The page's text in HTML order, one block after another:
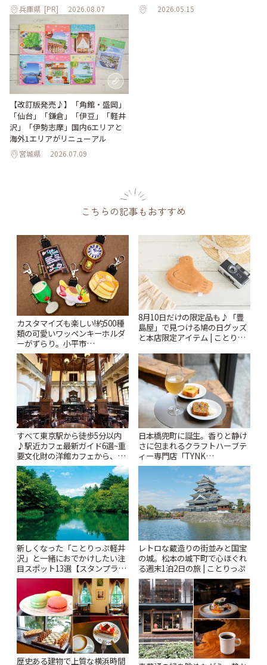
兵庫県 [PR] 2026.08.07 2026.05.15
【改訂版発売♪】「角館・盛岡」
「仙台」「鎌倉」「伊豆」「軽井
沢」「伊勢志摩」国内6エリアと
海外1エリアがリニューアル
宮城県 2026.07.09
こちらの記事もおすすめ
カスタマイズも楽しい!約500種
類の可愛いワッペンキーホルダ
ーがずらり。小平市
「Kimamaya T&K」 | ことりっ
ぷ
8月10日だけの限定品も♪「豊
島屋」で見つける鳩の日グッズ
と本店限定アイテム | ことりっ
すべて東京駅から徒歩5分以内
♪駅近カフェ最新ガイド6選~重
要文化財の洋館カフェから、改
札すぐのレトロ喫茶まで~ | こと
りっぷ
日本橋兜町に誕生。香りと静け
さに包まれるクラフトハーブテ
ィー専門店「TYNK
Kabutocho」 | ことりっぷ
新しくなった「ことりっぷ軽井
沢」と一緒におでかけしたい注
目スポット13選【スタンプラリ
ー開催中】 | ことりっぷ
レトロな蔵造りの街並みと国宝
の城。松本の城下町で心ほぐれ
る週末1泊2日の旅 | ことりっぷ
歴史ある建物で上質な横浜時間